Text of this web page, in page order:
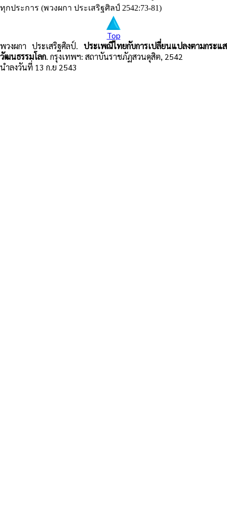
ทุกประการ (พวงผกา ประเสริฐศิลป์ 2542:73-81)
Top
พวงผกา ประเสริฐศิลป์. ประเพณีไทยกับการเปลี่ยนแปลงตามกระแส
วัฒนธรรมโลก. กรุงเทพฯ: สถาบันราชภัฏสวนดุสิต, 2542
นำลงวันที่ 13 ก.ย 2543